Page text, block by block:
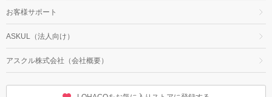
お客様サポート
ASKUL（法人向け）
アスクル株式会社（会社概要）